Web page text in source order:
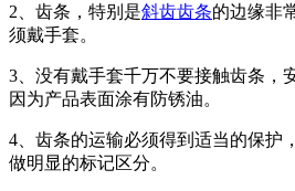
2、齿条，特别是斜齿齿条的边缘非
须戴手套。
3、没有戴手套千万不要接触齿条，
因为产品表面涂有防锈油。
4、齿条的运输必须得到适当的保护
做明显的标记区分。